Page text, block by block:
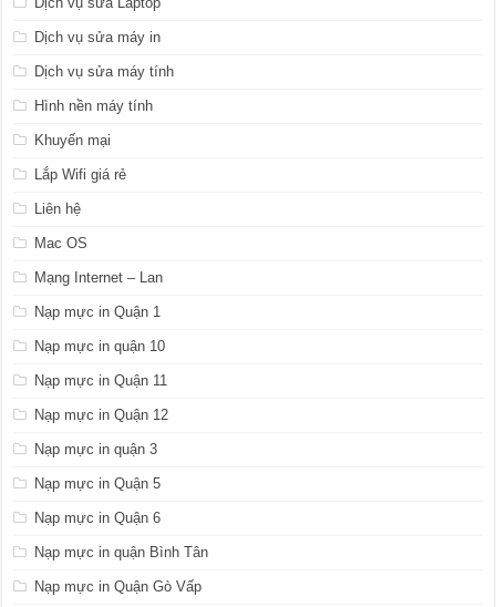
Dịch vụ sửa máy in
Dịch vụ sửa máy tính
Hình nền máy tính
Khuyến mại
Lắp Wifi giá rẻ
Liên hệ
Mac OS
Mạng Internet – Lan
Nạp mực in Quận 1
Nạp mực in quận 10
Nạp mực in Quận 11
Nạp mực in Quận 12
Nạp mực in quận 3
Nạp mực in Quận 5
Nạp mực in Quận 6
Nạp mực in quận Bình Tân
Nạp mực in Quận Gò Vấp